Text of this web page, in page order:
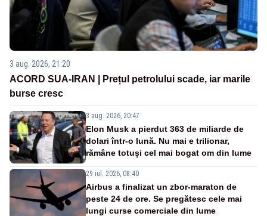
3 aug. 2026, 21:20
ACORD SUA-IRAN | Prețul petrolului scade, iar marile
burse cresc
3 aug. 2026, 20:47
Elon Musk a pierdut 363 de miliarde de
dolari într-o lună. Nu mai e trilionar,
rămâne totuși cel mai bogat om din lume
29 iul. 2026, 08:40
Airbus a finalizat un zbor-maraton de
peste 24 de ore. Se pregătesc cele mai
lungi curse comerciale din lume